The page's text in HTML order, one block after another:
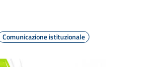
Comunicazione istituzionale